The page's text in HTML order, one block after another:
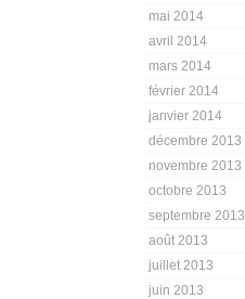
mai 2014
avril 2014
mars 2014
février 2014
janvier 2014
décembre 2013
novembre 2013
octobre 2013
septembre 2013
août 2013
juillet 2013
juin 2013